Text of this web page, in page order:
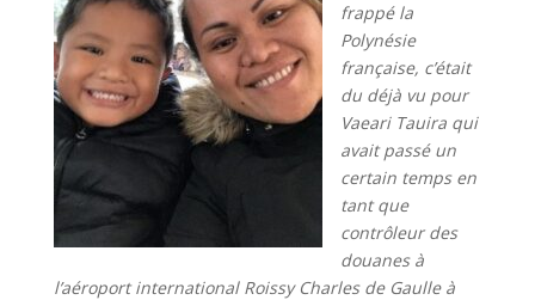
frappé la
Polynésie
française, c’était
du déjà vu pour
Vaeari Tauira qui
avait passé un
certain temps en
tant que
contrôleur des
douanes à
l’aéroport international Roissy Charles de Gaulle à